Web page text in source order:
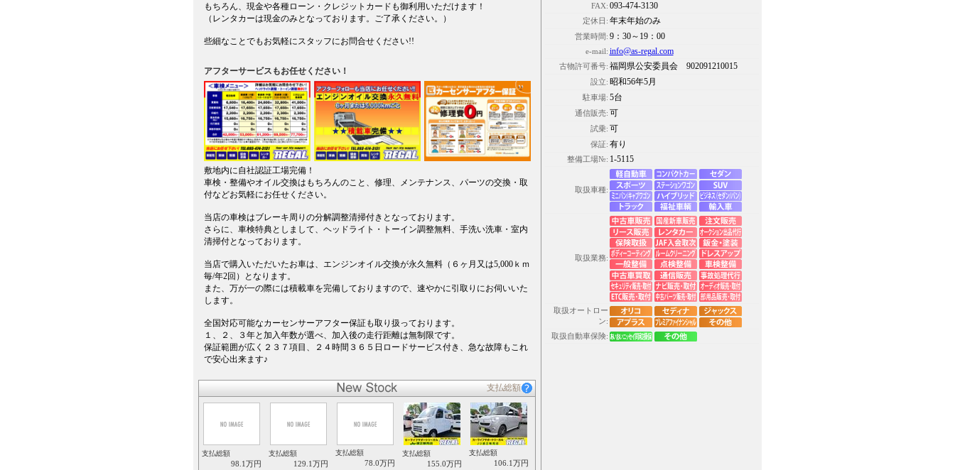
もちろん、現金や各種ローン・クレジットカードも御利用いただけます！
（レンタカーは現金のみとなっております。ご了承ください。）
些細なことでもお気軽にスタッフにお問合せください!!
アフターサービスもお任せください！
敷地内に自社認証工場完備！
車検・整備やオイル交換はもちろんのこと、修理、メンテナンス、パーツの交換・取
付などお気軽にお任せください。
当店の車検はブレーキ周りの分解調整清掃付きとなっております。
さらに、車検特典としまして、ヘッドライト・トーイン調整無料、手洗い洗車・室内
清掃付となっております。
当店で購入いただいたお車は、エンジンオイル交換が永久無料（６ヶ月又は5,000ｋｍ
毎/年2回）となります。
また、万が一の際には積載車を完備しておりますので、速やかに引取りにお伺いいた
します。
全国対応可能なカーセンサーアフター保証も取り扱っております。
１、２、３年と加入年数が選べ、加入後の走行距離は無制限です。
保証範囲が広く２３７項目、２４時間３６５日ロードサービス付き、急な故障もこれ
で安心出来ます♪
支払総額
支払総額
98.1万円
支払総額
129.1万円
支払総額
78.0万円
支払総額
155.0万円
支払総額
106.1万円
FAX: 093-474-3130
定休日: 年末年始のみ
営業時間: 9：30～19：00
e-mail: info@as-regal.com
古物許可番号: 福岡県公安委員会 902091210015
設立: 昭和56年5月
駐車場: 5台
通信販売: 可
試乗: 可
保証: 有り
整備工場№: 1-5115
取扱車種:
取扱業務:
取扱オートロー
ン:
取扱自動車保険: